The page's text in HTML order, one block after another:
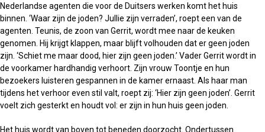
Nederlandse agenten die voor de Duitsers werken komt het huis
binnen. ‘Waar zijn de joden? Jullie zijn verraden’, roept een van de
agenten. Teunis, de zoon van Gerrit, wordt mee naar de keuken
genomen. Hij krijgt klappen, maar blijft volhouden dat er geen joden
zijn. ‘Schiet me maar dood, hier zijn geen joden.’ Vader Gerrit wordt in
de voorkamer hardhandig verhoort. Zijn vrouw Toontje en hun
bezoekers luisteren gespannen in de kamer ernaast. Als haar man
tijdens het verhoor even stil valt, roept zij: ‘Hier zijn geen joden’. Gerrit
voelt zich gesterkt en houdt vol: er zijn in hun huis geen joden.
Het huis wordt van boven tot beneden doorzocht. Ondertussen